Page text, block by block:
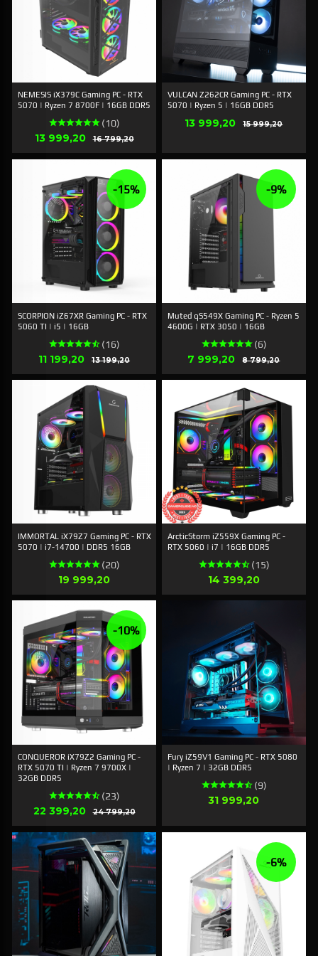
NEMESIS iX379C Gaming PC - RTX
5070 | Ryzen 7 8700F | 16GB DDR5
(10)
Erbjudande
13 999,20 16 799,20Rabatt
VULCAN Z262CR Gaming PC - RTX
5070 | Ryzen 5 | 16GB DDR5
Erbjudande
13 999,20 15 999,20Rabatt
SCORPION iZ67XR Gaming PC - RTX
5060 TI | i5 | 16GB
(16)
Erbjudande
11 199,20 13 199,20Rabatt
-15%
Muted qS549X Gaming PC - Ryzen 5
4600G | RTX 3050 | 16GB
(6)
Erbjudande
7 999,20 8 799,20Rabatt
-9%
IMMORTAL iX79Z7 Gaming PC - RTX
5070 | i7-14700 | DDR5 16GB
(20)
Pris
19 999,20
ArcticStorm iZ559X Gaming PC -
RTX 5060 | i7 | 16GB DDR5
(15)
Pris
14 399,20
CONQUEROR iX79Z2 Gaming PC -
RTX 5070 TI | Ryzen 7 9700X |
32GB DDR5
(23)
Erbjudande
22 399,20 24 799,20Rabatt
-10%
Fury iZ59V1 Gaming PC - RTX 5080
| Ryzen 7 | 32GB DDR5
(9)
Pris
31 999,20
-6%